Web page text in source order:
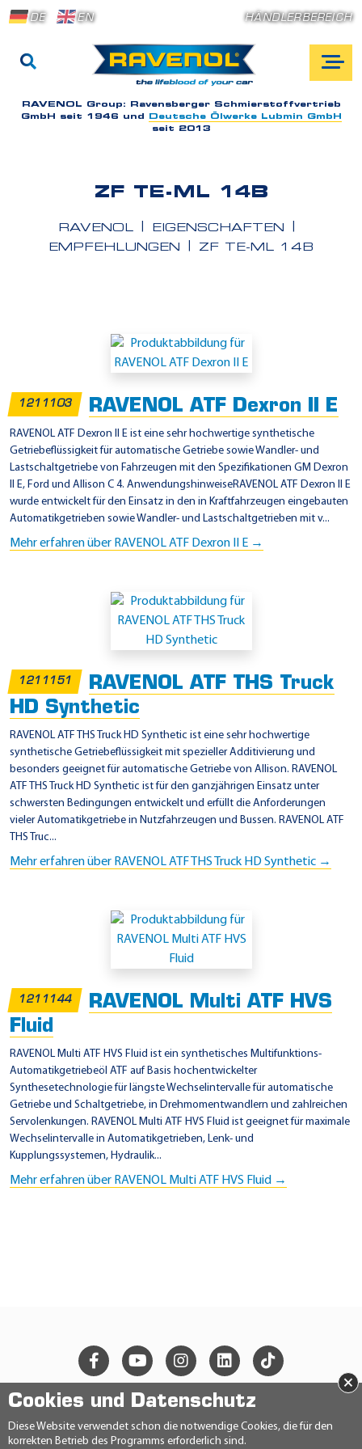
DE EN HÄNDLERBEREICH
RAVENOL Group: Ravensberger Schmierstoffvertrieb
GmbH seit 1946 und
Deutsche Ölwerke Lubmin GmbH
seit 2013
ZF TE-ML 14B
RAVENOL
EIGENSCHAFTEN
EMPFEHLUNGEN
ZF TE-ML 14B
n
s
a
t
z
g
e
b
Z
F
T
E
-
M
L
1
4
1211103 RAVENOL ATF Dexron II E
RAVENOL ATF Dexron II E ist eine sehr hochwertige synthetische
Getriebeflüssigkeit für automatische Getriebe sowie Wandler- und
Lastschaltgetriebe von Fahrzeugen mit den Spezifikationen GM Dexron
II E, Ford und Allison C 4. AnwendungshinweiseRAVENOL ATF Dexron II E
wurde entwickelt für den Einsatz in den in Kraftfahrzeugen eingebauten
Automatikgetrieben sowie Wandler- und Lastschaltgetrieben mit v...
Mehr erfahren über RAVENOL ATF Dexron II E →
1211151
RAVENOL ATF THS Truck
HD Synthetic
RAVENOL ATF THS Truck HD Synthetic ist eine sehr hochwertige
synthetische Getriebeflüssigkeit mit spezieller Additivierung und
besonders geeignet für automatische Getriebe von Allison. RAVENOL
ATF THS Truck HD Synthetic ist für den ganzjährigen Einsatz unter
schwersten Bedingungen entwickelt und erfüllt die Anforderungen
vieler Automatikgetriebe in Nutzfahrzeugen und Bussen. RAVENOL ATF
THS Truc...
Mehr erfahren über RAVENOL ATF THS Truck HD Synthetic →
1211144
RAVENOL Multi ATF HVS
Fluid
RAVENOL Multi ATF HVS Fluid ist ein synthetisches Multifunktions-
Automatikgetriebeöl ATF auf Basis hochentwickelter
Synthesetechnologie für längste Wechselintervalle für automatische
Getriebe und Schaltgetriebe, in Drehmomentwandlern und zahlreichen
Servolenkungen. RAVENOL Multi ATF HVS Fluid ist geeignet für maximale
Wechselintervalle in Automatikgetrieben, Lenk- und
Kupplungssystemen, Hydraulik...
Mehr erfahren über RAVENOL Multi ATF HVS Fluid →
Cookies und Datenschutz
Diese Website verwendet schon die notwendige Cookies, die für den
korrekten Betrieb des Programms erforderlich sind.
×